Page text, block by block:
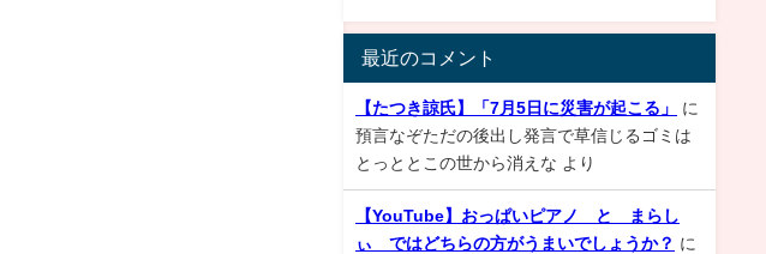
最近のコメント
【たつき諒氏】「7月5日に災害が起こる」
に
預言なぞただの後出し発言で草信じるゴミは
とっととこの世から消えな より
【YouTube】おっぱいピアノ と まらし
ぃ ではどちらの方がうまいでしょうか？ に